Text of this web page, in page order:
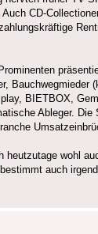
CD-
Bauchwegmieder
BIETBOX,
Ableger. Die
wohl
auch